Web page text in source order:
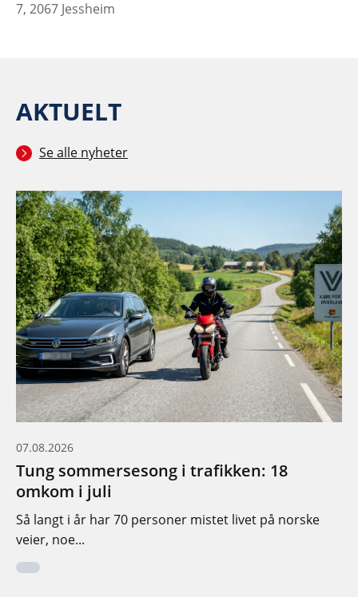
AKTUELT
Se alle nyheter
07.08.2026
Tung sommersesong i trafikken: 18
omkom i juli
Så langt i år har 70 personer mistet livet på norske
veier, noe...